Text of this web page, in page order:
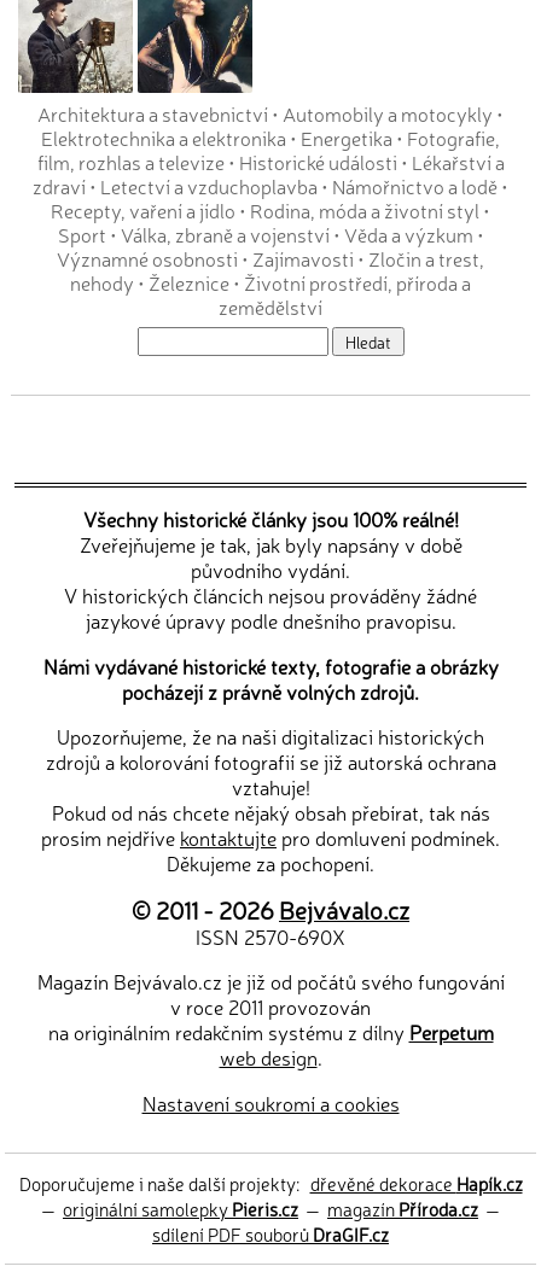
Architektura a stavebnictví• Automobily a motocykly •
Elektrotechnika a elektronika • Energetika • Fotografie,
film, rozhlas a televize• Historické události • Lékařství a
zdraví• Letectví a vzduchoplavba • Námořnictvo a lodě•
Recepty, vaření a jídlo • Rodina, móda a životní styl •
Sport • Válka, zbraně a vojenství• Věda a výzkum •
Významné osobnosti • Zajímavosti • Zločin a trest,
nehody • Železnice• Životní prostředí, příroda a
zemědělství
Všechny historické články jsou 100% reálné!
Zveřejňujeme je tak, jak byly napsány v době
původního vydání.
V historických článcích nejsou prováděny žádné
jazykové úpravy podle dnešního pravopisu.
Námi vydávané historické texty, fotografie a obrázky
pocházejí z právně volných zdrojů.
Upozorňujeme, že na naši digitalizaci historických
zdrojů a kolorování fotografií se již autorská ochrana
vztahuje!
Pokud od nás chcete nějaký obsah přebírat, tak nás
prosím nejdříve kontaktujte pro domluvení podmínek.
Děkujeme za pochopení.
© 2011 - 2026Bejvávalo.cz
ISSN 2570-690X
Magazín Bejvávalo.cz je již od počátů svého fungování
v roce 2011 provozován
na originálním redakčním systému z dílny Perpetum
web design.
Nastavení soukromí a cookies
Doporučujeme i naše další projekty: dřevěné dekorace Hapík.cz
— originální samolepkyPieris.cz — magazínPříroda.cz —
sdílení PDF souborůDraGIF.cz